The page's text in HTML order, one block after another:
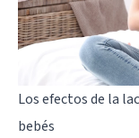
Los efectos de la
bebés